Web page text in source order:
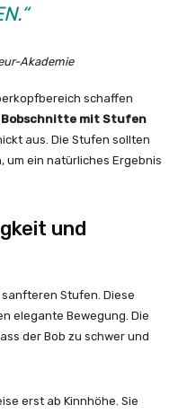
Akademie
schaffen
Bobschnitte mit Stufen
aus. Die Stufen sollten
um ein natürliches Ergebnis
und
Stufen. Diese
elegante Bewegung. Die
der Bob zu schwer und
erst ab Kinnhöhe. Sie